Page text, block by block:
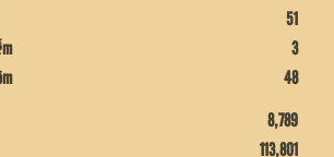
51
3
48
8,789
113,801